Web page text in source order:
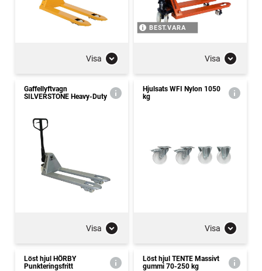
Visa
BEST.VARA
Visa
Gaffellyftvagn
SILVERSTONE Heavy-Duty
Visa
Hjulsats WFI Nylon 1050
kg
Visa
Löst hjul HÖRBY
Punkteringsfritt
Löst hjul TENTE Massivt
gummi 70-250 kg